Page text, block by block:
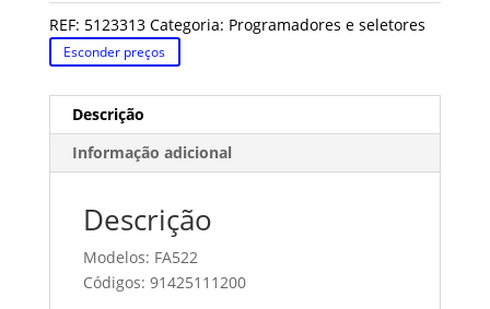
REF: 5123313 Categoria: Programadores e seletores
Esconder preços
Descrição
Informação adicional
Descrição
Modelos: FA522
Códigos: 91425111200